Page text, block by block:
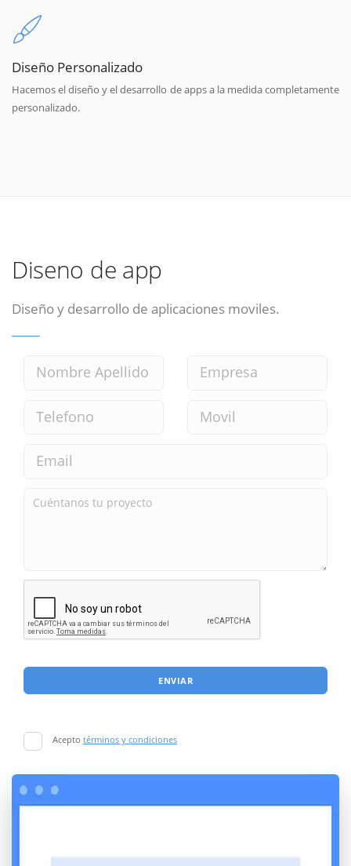
Diseño Personalizado
Hacemos el diseño y el desarrollo de apps a la medida completamente
personalizado.
Diseno de app
Diseño y desarrollo de aplicaciones moviles.
ENVIAR
Acepto términos y condiciones